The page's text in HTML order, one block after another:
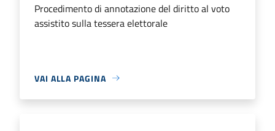
Procedimento di annotazione del diritto al voto
assistito sulla tessera elettorale
VAI ALLA PAGINA